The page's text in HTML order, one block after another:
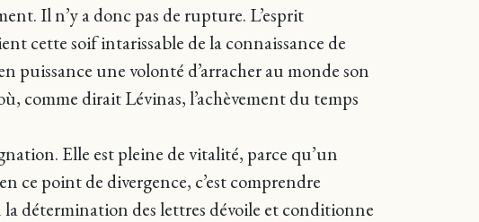
Il n’y a donc pas de rupture. L’esprit
cette soif intarissable de la connaissance de
puissance une volonté d’arracher au monde son
comme dirait Lévinas, l’achèvement du temps
Elle est pleine de vitalité, parce qu’un
ce point de divergence, c’est comprendre
la détermination des lettres dévoile et conditionne